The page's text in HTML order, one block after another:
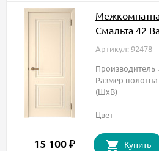
Смальта 42
Артикул: 92478
Производитель
Размер полотна
(ШxВ)
Цвет
15 100 ₽ Купить